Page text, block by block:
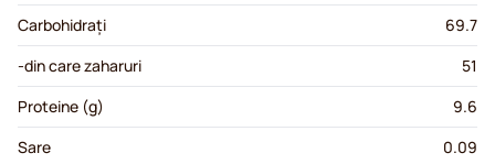
Carbohidrați
69.7
-din care zaharuri
51
Proteine (g)
9.6
Sare
0.09